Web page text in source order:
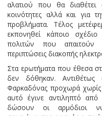
αλατιού που θα
κοινότητες αλλά και για
προβλήματα. Τέλος
εκπονηθεί κάποιο
πολιτών που απαιτούν
περιπτώσεις διακοπής
Στα ερωτήματα που έθεσα
δεν δόθηκαν. Αντιθέτως
Φαρκαδόνας προχωρά
αυτό έγινε αντιληπτό
δώσουν οι αρμόδιοι